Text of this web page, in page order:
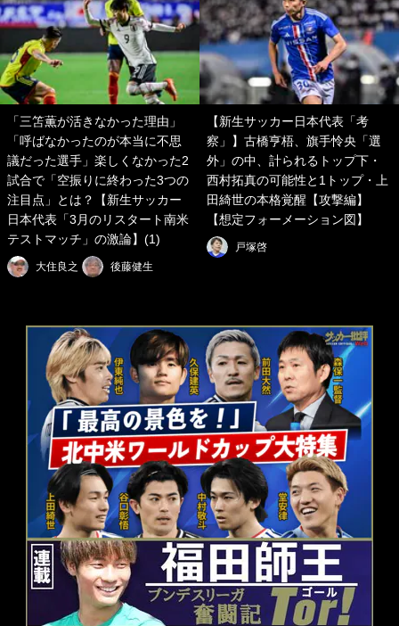
「三笘薫が活きなかった理由」
「呼ばなかったのが本当に不思
議だった選手」楽しくなかった2
試合で「空振りに終わった3つの
注目点」とは？【新生サッカー
日本代表「3月のリスタート南米
テストマッチ」の激論】(1)
大住良之 後藤健生
【新生サッカー日本代表「考
察」】古橋亨梧、旗手怜央「選
外」の中、計られるトップ下・
西村拓真の可能性と1トップ・上
田綺世の本格覚醒【攻撃編】
【想定フォーメーション図】
戸塚啓